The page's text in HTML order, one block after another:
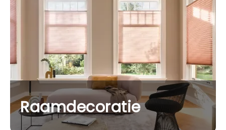
Raamdecoratie